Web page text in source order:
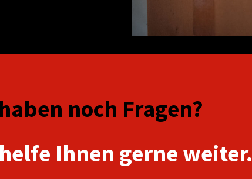
noch Fragen?
Ihnen gerne weiter.